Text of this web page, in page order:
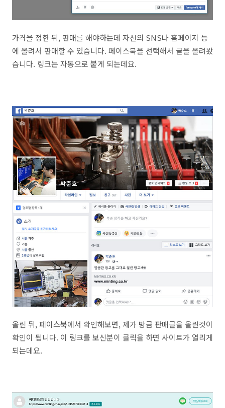
가격을 정한 뒤, 판매를 해야하는데 자신의 SNS나 홈페이지 등
에 올려서 판매할 수 있습니다. 페이스북을 선택해서 글을 올려봤
습니다. 링크는 자동으로 붙게 되는데요.
올린 뒤, 페이스북에서 확인해보면, 제가 방금 판매글을 올린것이
확인이 됩니다. 이 링크를 보신분이 클릭을 하면 사이트가 열리게
되는데요.